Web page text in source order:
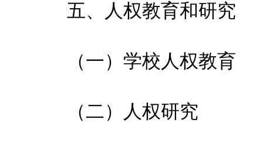
五、人权教育和研究
（一）学校人权教育
（二）人权研究